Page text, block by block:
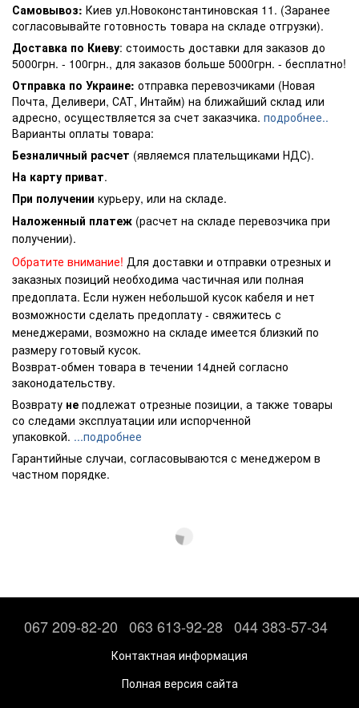
Самовывоз: Киев ул.Новоконстантиновская 11. (Заранее
согласовывайте готовность товара на складе отгрузки).
Доставка по Киеву: стоимость доставки для заказов до
5000грн. - 100грн., для заказов больше 5000грн. - бесплатно!
Отправка по Украине: отправка перевозчиками (Новая
Почта, Деливери, САТ, Интайм) на ближайший склад или
адресно, осуществляется за счет заказчика. подробнее..
Варианты оплаты товара:
Безналичный расчет (являемся плательщиками НДС).
На карту приват.
При получении курьеру, или на складе.
Наложенный платеж (расчет на складе перевозчика при
получении).
Обратите внимание! Для доставки и отправки отрезных и
заказных позиций необходима частичная или полная
предоплата. Если нужен небольшой кусок кабеля и нет
возможности сделать предоплату - свяжитесь с
менеджерами, возможно на складе имеется близкий по
размеру готовый кусок.
Возврат-обмен товара в течении 14дней согласно
законодательству.
Возврату не подлежат отрезные позиции, а также товары
со следами эксплуатации или испорченной
упаковкой. ...подробнее
Гарантийные случаи, согласовываются с менеджером в
частном порядке.
067 209-82-20 063 613-92-28 044 383-57-34
Контактная информация
Полная версия сайта